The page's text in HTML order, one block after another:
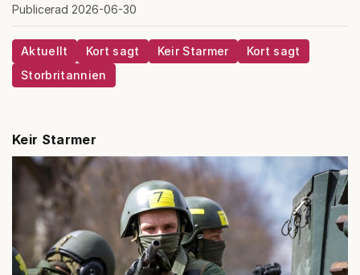
Publicerad 2026-06-30
Aktuellt Kort sagt Keir Starmer
Kort sagt
Storbritannien
Keir Starmer